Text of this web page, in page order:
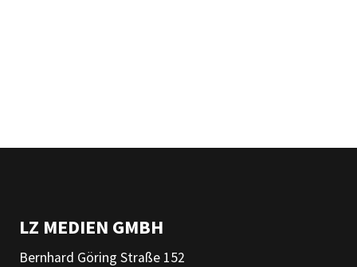
LZ MEDIEN GMBH
Bernhard Göring Straße 152